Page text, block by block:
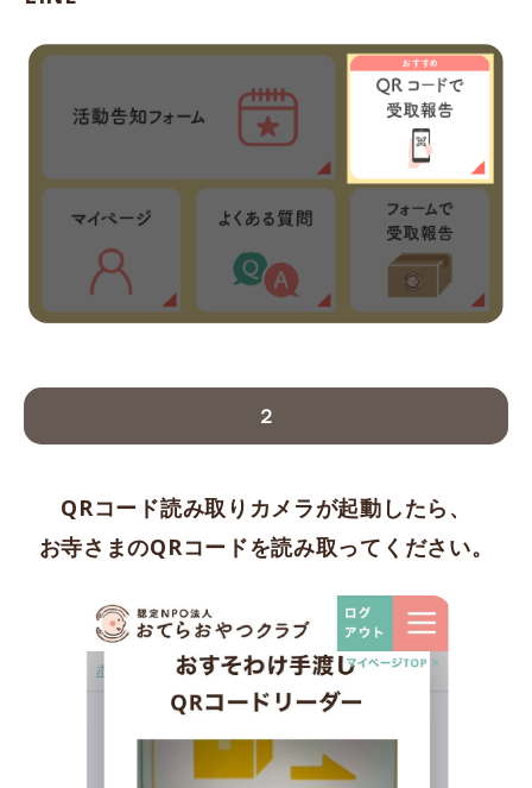
２
QRコード読み取りカメラが起動したら、
お寺さまのQRコードを読み取ってください。